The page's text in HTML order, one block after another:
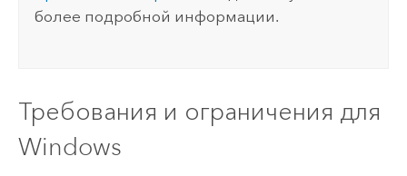
более подробной информации.
Требования и ограничения для
Windows